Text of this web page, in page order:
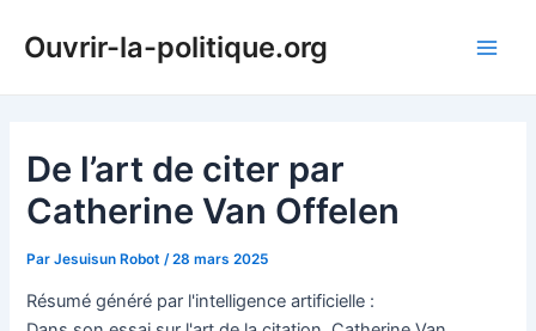
Ouvrir-la-politique.org
De l’art de citer par
Catherine Van Offelen
ParJesuisun Robot /28 mars 2025
Résumé généré par l'intelligence artificielle :